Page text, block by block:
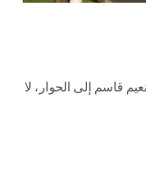
قاسم إلى الحوار، لا